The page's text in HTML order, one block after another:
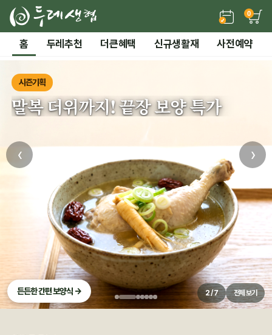
0
홈 두레추천 더큰혜택 신규생활재 사전예약
시즌기획
말복 더위까지! 끝장 보양 특가
든든한 간편 보양식 →
‹ ›
2 / 7 전체 보기